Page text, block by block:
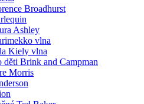
Broadhurst
Ashley
vlna
Kiely vlna
děti Brink and Campman
Morris